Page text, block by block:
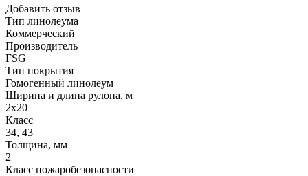
Добавить отзыв
Тип линолеума
Коммерческий
Производитель
FSG
Тип покрытия
Гомогенный линолеум
Ширина и длина рулона, м
2х20
Класс
34, 43
Толщина, мм
2
Класс пожаробезопасности